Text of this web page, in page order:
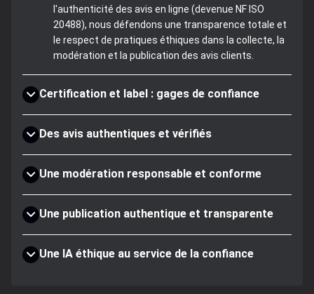
l'authenticité des avis en ligne (devenue NF ISO
20488), nous défendons une transparence totale et
le respect de pratiques éthiques dans la collecte, la
modération et la publication des avis clients.
Certification et label : gages de confiance
Des avis authentiques et vérifiés
Une modération responsable et conforme
Une publication authentique et transparente
Une IA éthique au service de la confiance